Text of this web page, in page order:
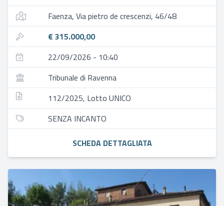
Faenza, Via pietro de crescenzi, 46/48
€ 315.000,00
22/09/2026 - 10:40
Tribunale di Ravenna
112/2025, Lotto UNICO
SENZA INCANTO
SCHEDA DETTAGLIATA